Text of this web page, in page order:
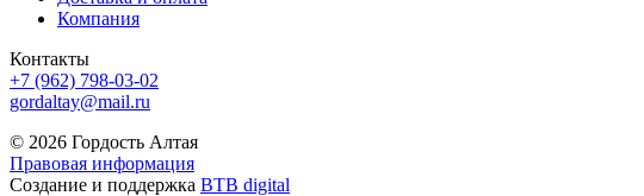
Компания
Контакты
+7 (962) 798-03-02
gordaltay@mail.ru
© 2026 Гордость Алтая
Правовая информация
Создание и поддержка BTB digital